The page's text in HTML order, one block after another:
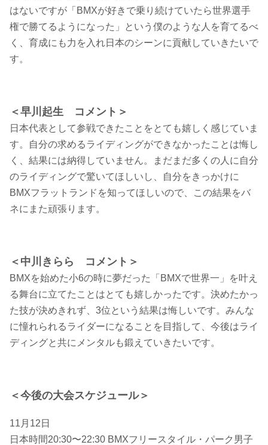
はないですが「BMXが好きで乗り続けていたら世界選手
権で勝てるようになった」という僕のような人を育てるべ
く、育成にも力を入れ日本のシーンに貢献していきたいで
す。
＜早川起生 コメント＞
日本代表として参戦できたことをとても嬉しく感じていま
す。自分の求めるライディングができなかったことは悔し
く、結果には納得していません。まだまだ多くの人に自分
のライディングで驚いてほしいし、自分をきっかけに
BMXフラットランドを知ってほしいので、この結果をバ
ネにまた頑張ります。
＜中川きらら コメント＞
BMXを始めた小6の時に夢だった「BMXで世界一」を叶え
る舞台に立てたことはとても嬉しかったです。決めたかっ
た技が決めきれず、3位という結果は悔しいです。みんな
に憧れられるライダーになることを目指して、今後はライ
ディングと共にメンタルも鍛えていきたいです。
＜今後の大会スケジュール＞
11月12日
日本時間20:30〜22:30 BMXフリースタイル・パーク男子